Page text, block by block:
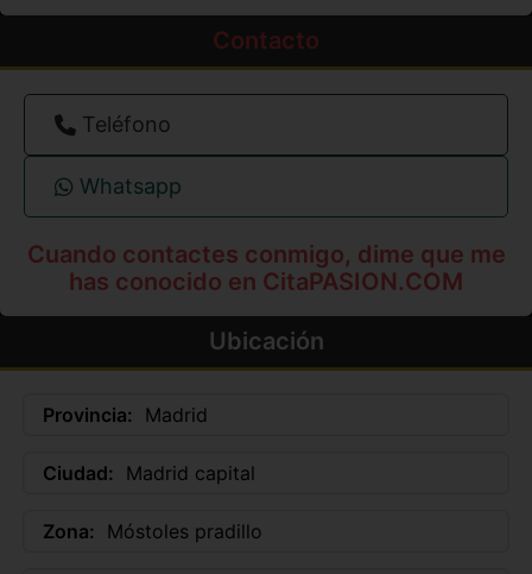
Contacto
Teléfono
Whatsapp
Cuando contactes conmigo, dime que me
has conocido en CitaPASION.COM
Ubicación
Provincia: Madrid
Ciudad: Madrid capital
Zona: Móstoles pradillo